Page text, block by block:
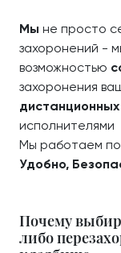
Мы не просто
захоронений -
возможностью
захоронения
дистанционных
исполнителями
Мы работаем по
Удобно,
Почему
либо